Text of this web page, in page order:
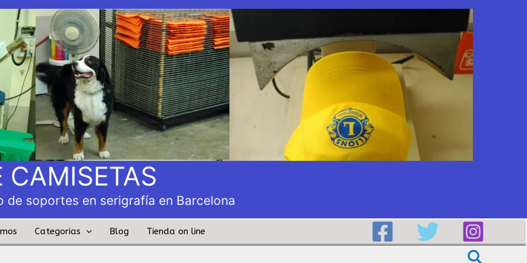
CAMISETAS
soportes en serigrafía en Barcelona
Categorias Blog Tienda on line
Buscar